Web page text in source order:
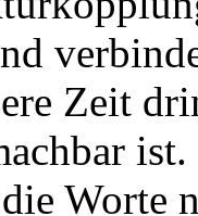
Zeit
Worte